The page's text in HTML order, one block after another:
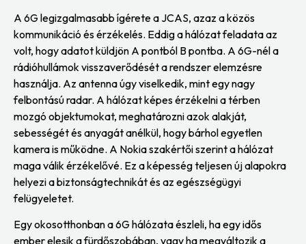
A 6G legizgalmasabb ígérete a JCAS, azaz a közös
kommunikáció és érzékelés. Eddig a hálózat feladata az
volt, hogy adatot küldjön A pontból B pontba. A 6G-nél a
rádióhullámok visszaverődését a rendszer elemzésre
használja. Az antenna úgy viselkedik, mint egy nagy
felbontású radar. A hálózat képes érzékelni a térben
mozgó objektumokat, meghatározni azok alakját,
sebességét és anyagát anélkül, hogy bárhol egyetlen
kamera is működne. A Nokia szakértői szerint a hálózat
maga válik érzékelővé. Ez a képesség teljesen új alapokra
helyezi a biztonságtechnikát és az egészségügyi
felügyeletet.
Egy okosotthonban a 6G hálózata észleli, ha egy idős
ember elesik a fürdőszobában, vagy ha megváltozik a